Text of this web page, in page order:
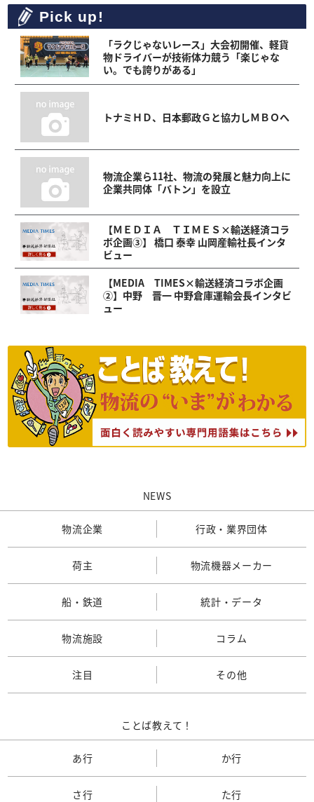
Pick up!
「ラクじゃないレース」大会初開催、軽貨
物ドライバーが技術体力競う「楽じゃな
い。でも誇りがある」
トナミＨＤ、日本郵政Ｇと協力しＭＢＯへ
物流企業ら11社、物流の発展と魅力向上に
企業共同体「バトン」を設立
【ＭＥＤＩＡ ＴＩＭＥＳ×輸送経済コラ
ボ企画③】 橋口 泰幸 山岡産輸社長インタ
ビュー
【MEDIA TIMES×輸送経済コラボ企画
②】中野 晋一 中野倉庫運輸会長インタビ
ュー
NEWS
物流企業 行政・業界団体
荷主 物流機器メーカー
船・鉄道 統計・データ
物流施設 コラム
注目 その他
ことば教えて！
あ行 か行
さ行 た行